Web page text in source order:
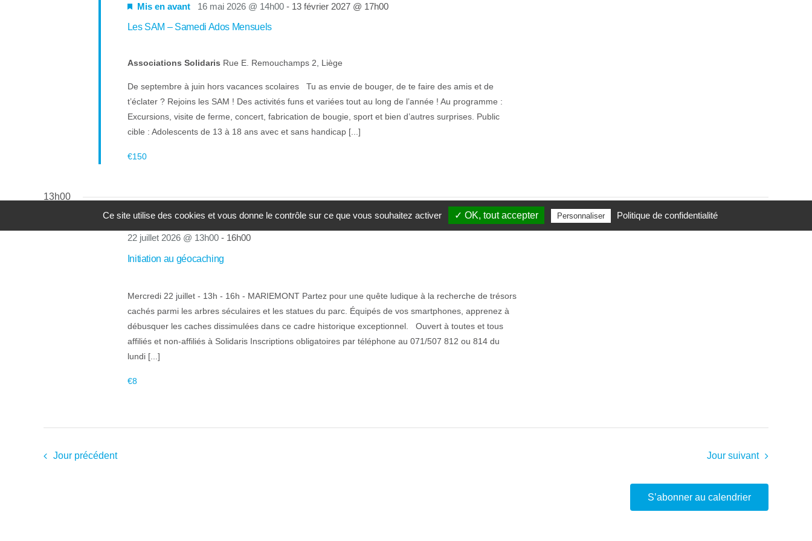
Les SAM – Samedi Ados Mensuels
Mis en avant 16 mai 2026 @ 14h00- 13 février 2027 @ 17h00
Associations Solidaris Rue E. Remouchamps 2, Liège
De septembre à juin hors vacances scolaires Tu as envie de bouger, de te faire des amis et de
t’éclater ? Rejoins les SAM ! Des activités funs et variées tout au long de l’année ! Au programme :
Excursions, visite de ferme, concert, fabrication de bougie, sport et bien d’autres surprises. Public
cible : Adolescents de 13 à 18 ans avec et sans handicap [...]
€150
13h00
Initiation au géocaching
22 juillet 2026 @ 13h00- 16h00
Mercredi 22 juillet - 13h - 16h - MARIEMONT Partez pour une quête ludique à la recherche de trésors
cachés parmi les arbres séculaires et les statues du parc. Équipés de vos smartphones, apprenez à
débusquer les caches dissimulées dans ce cadre historique exceptionnel. Ouvert à toutes et tous
affiliés et non-affiliés à Solidaris Inscriptions obligatoires par téléphone au 071/507 812 ou 814 du
lundi [...]
€8
Jour précédent Jour suivant
S’abonner au calendrier
Ce site utilise des cookies et vous donne le contrôle sur ce que vous souhaitez activer ✓ OK, tout accepter Personnaliser Politique de confidentialité